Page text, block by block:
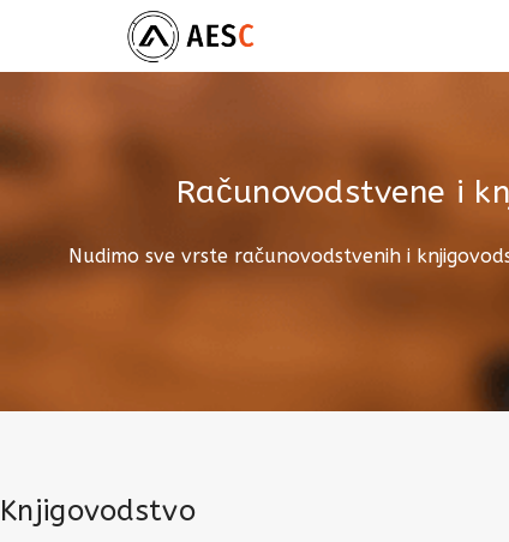
Računovodstvene i
Nudimo sve vrste računovodstvenih i
Knjigovodstvo